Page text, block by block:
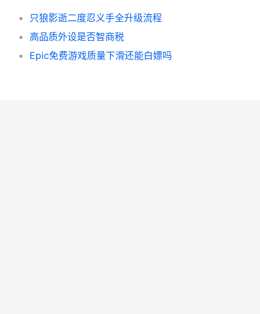
只狼影逝二度忍义手全升级流程
高品质外设是否智商税
Epic免费游戏质量下滑还能白嫖吗